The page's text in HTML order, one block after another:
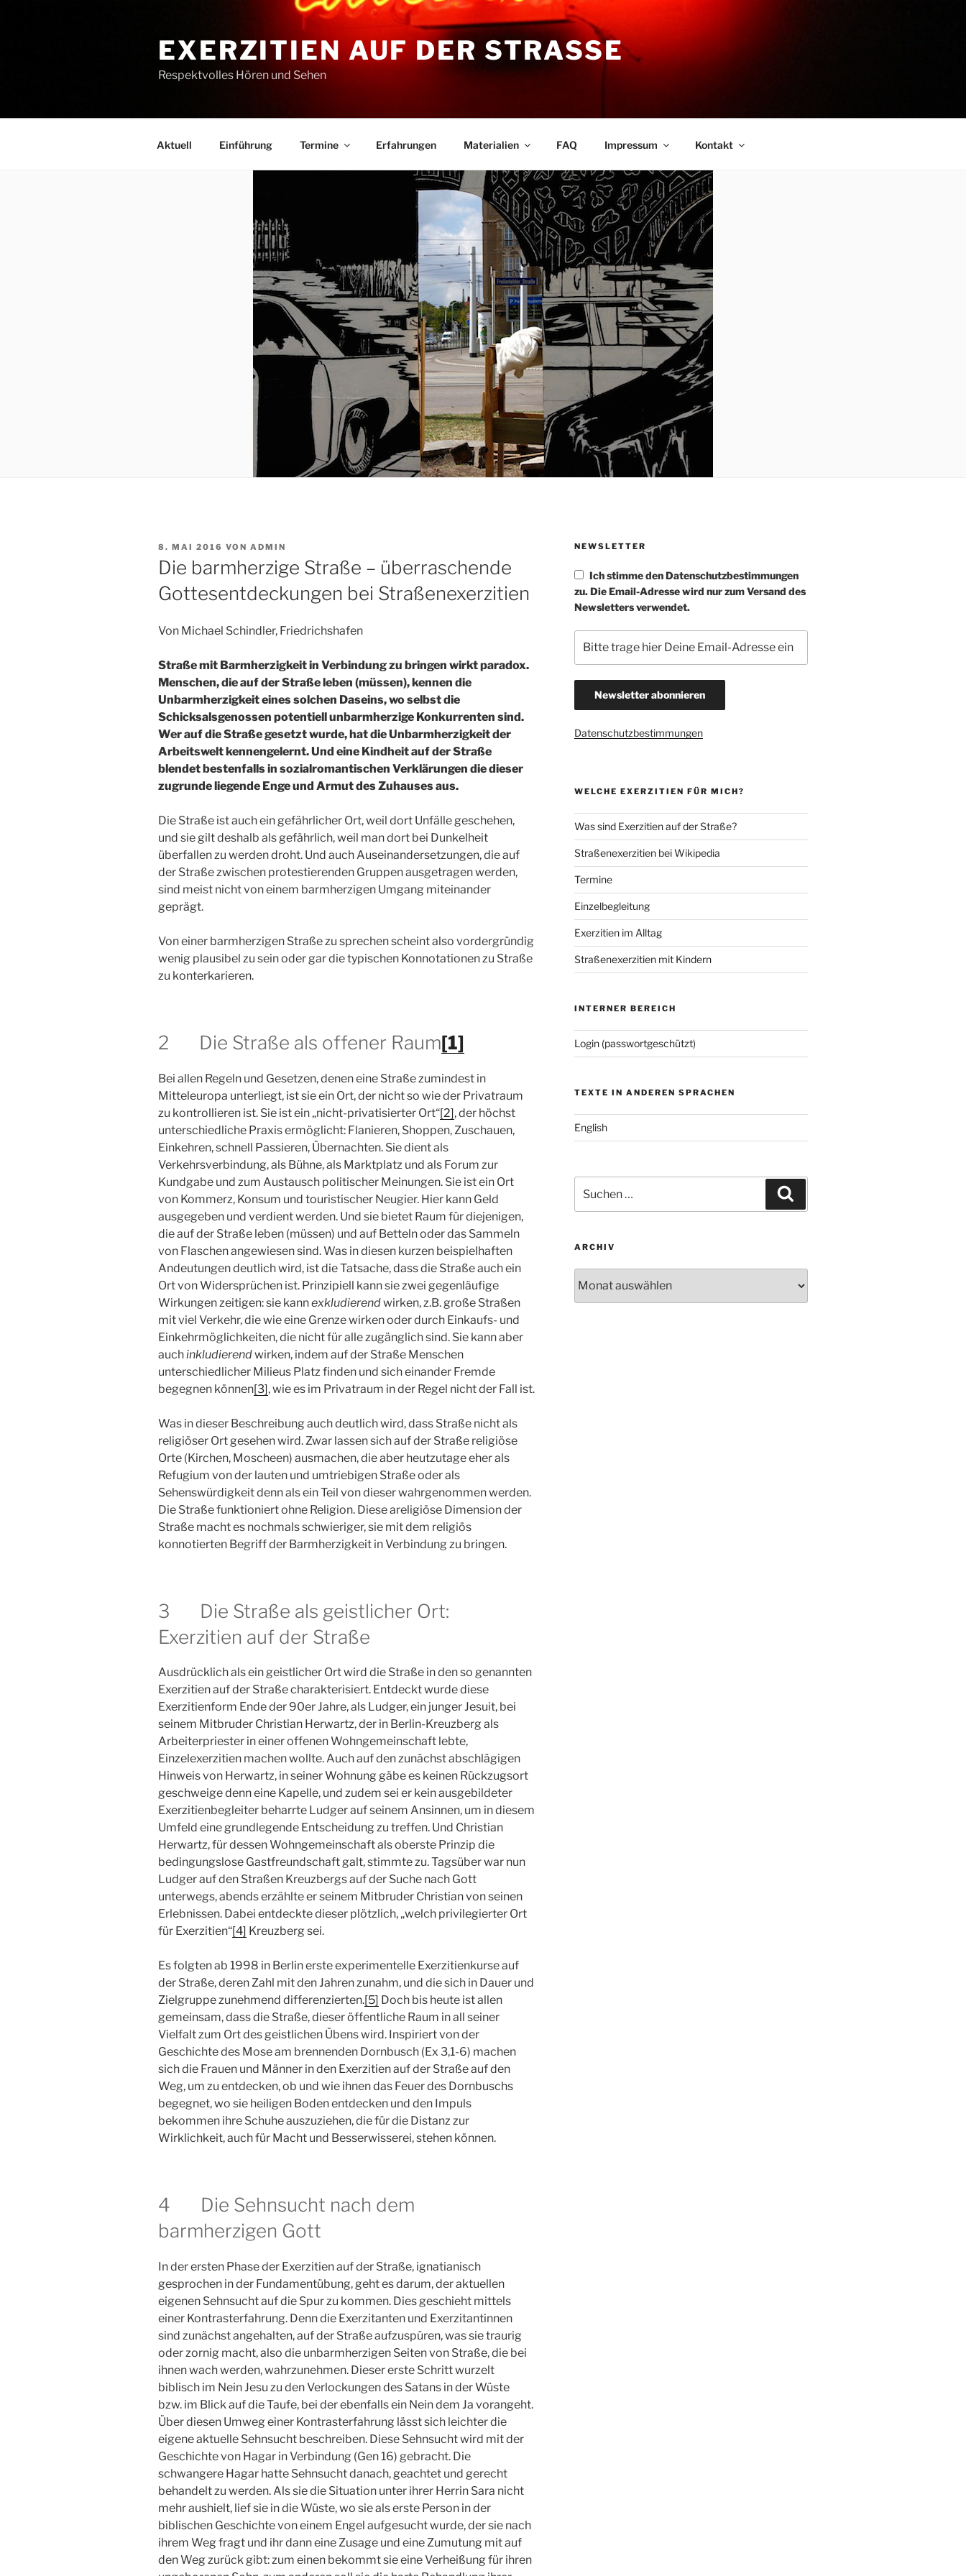
EXERZITIEN AUF DER STRASSE
Respektvolles Hören und Sehen
Aktuell Einführung Termine Erfahrungen Materialien FAQ Impressum Kontakt
VERÖFFENTLICHT
AM
8. MAI 2016 VON ADMIN
Die barmherzige Straße – überraschende
Gottesentdeckungen bei Straßenexerzitien
Von Michael Schindler, Friedrichshafen
Straße mit Barmherzigkeit in Verbindung zu bringen wirkt paradox.
Menschen, die auf der Straße leben (müssen), kennen die
Unbarmherzigkeit eines solchen Daseins, wo selbst die
Schicksalsgenossen potentiell unbarmherzige Konkurrenten sind.
Wer auf die Straße gesetzt wurde, hat die Unbarmherzigkeit der
Arbeitswelt kennengelernt. Und eine Kindheit auf der Straße
blendet bestenfalls in sozialromantischen Verklärungen die dieser
zugrunde liegende Enge und Armut des Zuhauses aus.
Die Straße ist auch ein gefährlicher Ort, weil dort Unfälle geschehen,
und sie gilt deshalb als gefährlich, weil man dort bei Dunkelheit
überfallen zu werden droht. Und auch Auseinandersetzungen, die auf
der Straße zwischen protestierenden Gruppen ausgetragen werden,
sind meist nicht von einem barmherzigen Umgang miteinander
geprägt.
Von einer barmherzigen Straße zu sprechen scheint also vordergründig
wenig plausibel zu sein oder gar die typischen Konnotationen zu Straße
zu konterkarieren.
2 Die Straße als offener Raum[1]
Bei allen Regeln und Gesetzen, denen eine Straße zumindest in
Mitteleuropa unterliegt, ist sie ein Ort, der nicht so wie der Privatraum
zu kontrollieren ist. Sie ist ein „nicht-privatisierter Ort“[2], der höchst
unterschiedliche Praxis ermöglicht: Flanieren, Shoppen, Zuschauen,
Einkehren, schnell Passieren, Übernachten. Sie dient als
Verkehrsverbindung, als Bühne, als Marktplatz und als Forum zur
Kundgabe und zum Austausch politischer Meinungen. Sie ist ein Ort
von Kommerz, Konsum und touristischer Neugier. Hier kann Geld
ausgegeben und verdient werden. Und sie bietet Raum für diejenigen,
die auf der Straße leben (müssen) und auf Betteln oder das Sammeln
von Flaschen angewiesen sind. Was in diesen kurzen beispielhaften
Andeutungen deutlich wird, ist die Tatsache, dass die Straße auch ein
Ort von Widersprüchen ist. Prinzipiell kann sie zwei gegenläufige
Wirkungen zeitigen: sie kannexkludierendwirken, z.B. große Straßen
mit viel Verkehr, die wie eine Grenze wirken oder durch Einkaufs- und
Einkehrmöglichkeiten, die nicht für alle zugänglich sind. Sie kann aber
auchinkludierendwirken, indem auf der Straße Menschen
unterschiedlicher Milieus Platz finden und sich einander Fremde
begegnen können[3], wie es im Privatraum in der Regel nicht der Fall ist.
Was in dieser Beschreibung auch deutlich wird, dass Straße nicht als
religiöser Ort gesehen wird. Zwar lassen sich auf der Straße religiöse
Orte (Kirchen, Moscheen) ausmachen, die aber heutzutage eher als
Refugium von der lauten und umtriebigen Straße oder als
Sehenswürdigkeit denn als ein Teil von dieser wahrgenommen werden.
Die Straße funktioniert ohne Religion. Diese areligiöse Dimension der
Straße macht es nochmals schwieriger, sie mit dem religiös
konnotierten Begriff der Barmherzigkeit in Verbindung zu bringen.
3 Die Straße als geistlicher Ort:
Exerzitien auf der Straße
Ausdrücklich als ein geistlicher Ort wird die Straße in den so genannten
Exerzitien auf der Straße charakterisiert. Entdeckt wurde diese
Exerzitienform Ende der 90er Jahre, als Ludger, ein junger Jesuit, bei
seinem Mitbruder Christian Herwartz, der in Berlin-Kreuzberg als
Arbeiterpriester in einer offenen Wohngemeinschaft lebte,
Einzelexerzitien machen wollte. Auch auf den zunächst abschlägigen
Hinweis von Herwartz, in seiner Wohnung gäbe es keinen Rückzugsort
geschweige denn eine Kapelle, und zudem sei er kein ausgebildeter
Exerzitienbegleiter beharrte Ludger auf seinem Ansinnen, um in diesem
Umfeld eine grundlegende Entscheidung zu treffen. Und Christian
Herwartz, für dessen Wohngemeinschaft als oberste Prinzip die
bedingungslose Gastfreundschaft galt, stimmte zu. Tagsüber war nun
Ludger auf den Straßen Kreuzbergs auf der Suche nach Gott
unterwegs, abends erzählte er seinem Mitbruder Christian von seinen
Erlebnissen. Dabei entdeckte dieser plötzlich, „welch privilegierter Ort
für Exerzitien“[4] Kreuzberg sei.
Es folgten ab 1998 in Berlin erste experimentelle Exerzitienkurse auf
der Straße, deren Zahl mit den Jahren zunahm, und die sich in Dauer und
Zielgruppe zunehmend differenzierten.[5] Doch bis heute ist allen
gemeinsam, dass die Straße, dieser öffentliche Raum in all seiner
Vielfalt zum Ort des geistlichen Übens wird. Inspiriert von der
Geschichte des Mose am brennenden Dornbusch (Ex 3,1-6) machen
sich die Frauen und Männer in den Exerzitien auf der Straße auf den
Weg, um zu entdecken, ob und wie ihnen das Feuer des Dornbuschs
begegnet, wo sie heiligen Boden entdecken und den Impuls
bekommen ihre Schuhe auszuziehen, die für die Distanz zur
Wirklichkeit, auch für Macht und Besserwisserei, stehen können.
4 Die Sehnsucht nach dem
barmherzigen Gott
In der ersten Phase der Exerzitien auf der Straße, ignatianisch
gesprochen in der Fundamentübung, geht es darum, der aktuellen
eigenen Sehnsucht auf die Spur zu kommen. Dies geschieht mittels
einer Kontrasterfahrung. Denn die Exerzitanten und Exerzitantinnen
sind zunächst angehalten, auf der Straße aufzuspüren, was sie traurig
oder zornig macht, also die unbarmherzigen Seiten von Straße, die bei
ihnen wach werden, wahrzunehmen. Dieser erste Schritt wurzelt
biblisch im Nein Jesu zu den Verlockungen des Satans in der Wüste
bzw. im Blick auf die Taufe, bei der ebenfalls ein Nein dem Ja vorangeht.
Über diesen Umweg einer Kontrasterfahrung lässt sich leichter die
eigene aktuelle Sehnsucht beschreiben. Diese Sehnsucht wird mit der
Geschichte von Hagar in Verbindung (Gen 16) gebracht. Die
schwangere Hagar hatte Sehnsucht danach, geachtet und gerecht
behandelt zu werden. Als sie die Situation unter ihrer Herrin Sara nicht
mehr aushielt, lief sie in die Wüste, wo sie als erste Person in der
biblischen Geschichte von einem Engel aufgesucht wurde, der sie nach
ihrem Weg fragt und ihr dann eine Zusage und eine Zumutung mit auf
den Weg zurück gibt: zum einen bekommt sie eine Verheißung für ihren
NEWSLETTER
Ich stimme den Datenschutzbestimmungen
zu. Die Email-Adresse wird nur zum Versand des
Newsletters verwendet.
Datenschutzbestimmungen
WELCHE EXERZITIEN FÜR MICH?
Was sind Exerzitien auf der Straße?
Straßenexerzitien bei Wikipedia
Termine
Einzelbegleitung
Exerzitien im Alltag
Straßenexerzitien mit Kindern
INTERNER BEREICH
Login (passwortgeschützt)
TEXTE IN ANDEREN SPRACHEN
English
nach:
ARCHIV